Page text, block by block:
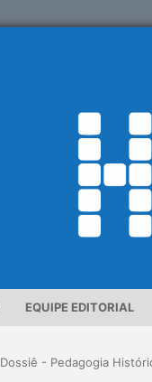
EQUIPE EDITORIAL
Dossiê - Pedagogia